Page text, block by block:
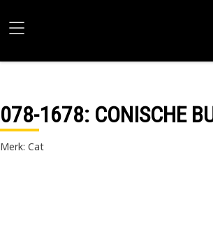
078-1678: CONISCHE
Merk: Cat